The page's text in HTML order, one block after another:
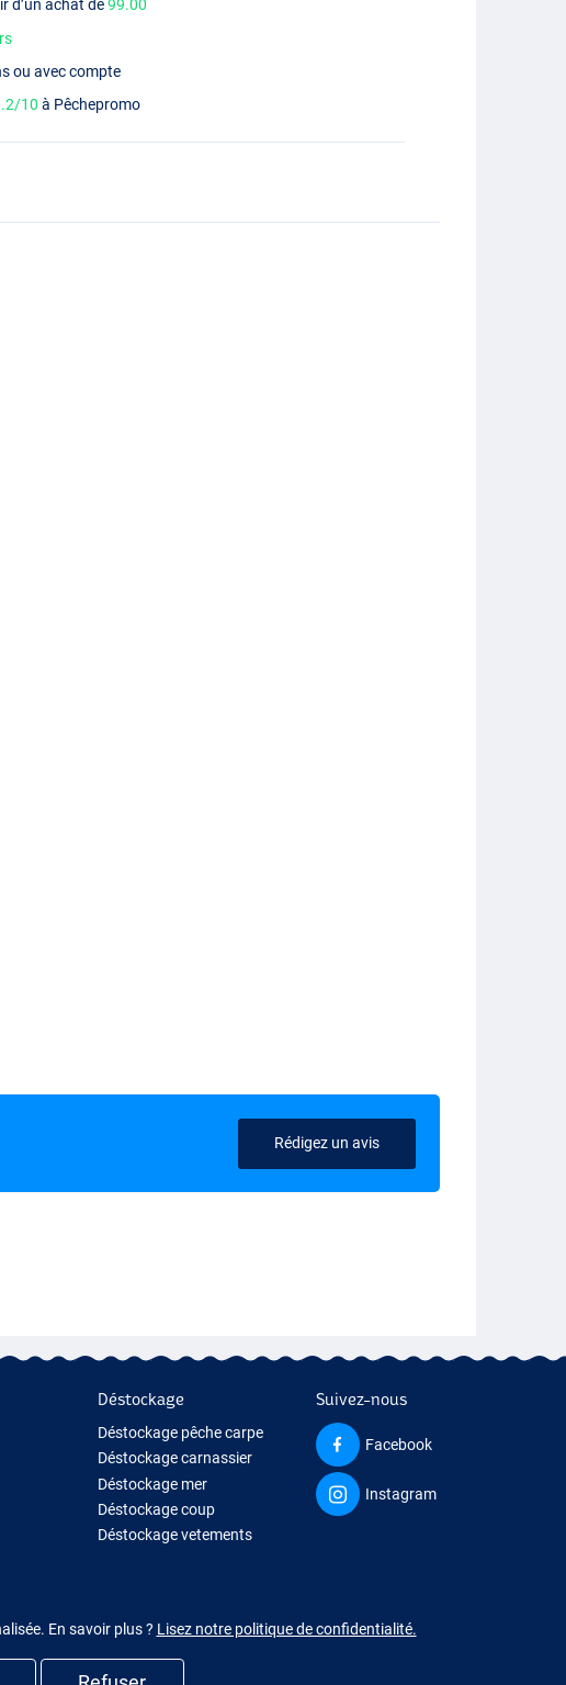
d’un achat de99.00
ou avec compte
10 à Pêchepromo
Rédigez un avis
Déstockage
Déstockage pêche carpe
Déstockage carnassier
Déstockage mer
Déstockage coup
Déstockage vetements
Suivez-nous
Facebook
Instagram
En savoir plus ? Lisez notre politique de confidentialité.